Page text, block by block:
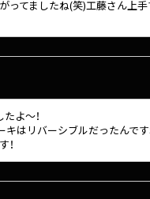
ってましたね(笑)工藤さん上
よ〜！
キはリバーシブルだったんです
！